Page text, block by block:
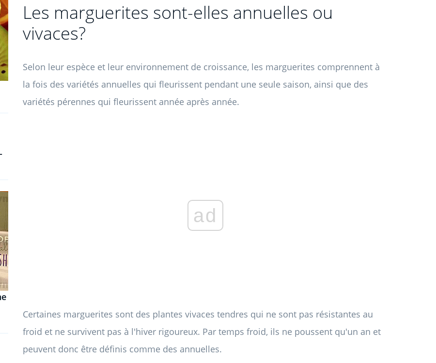
Les marguerites sont-elles annuelles ou
vivaces?
Selon leur espèce et leur environnement de croissance, les marguerites comprennent à
la fois des variétés annuelles qui fleurissent pendant une seule saison, ainsi que des
variétés pérennes qui fleurissent année après année.
ad
Certaines marguerites sont des plantes vivaces tendres qui ne sont pas résistantes au
froid et ne survivent pas à l'hiver rigoureux. Par temps froid, ils ne poussent qu'un an et
peuvent donc être définis comme des annuelles.